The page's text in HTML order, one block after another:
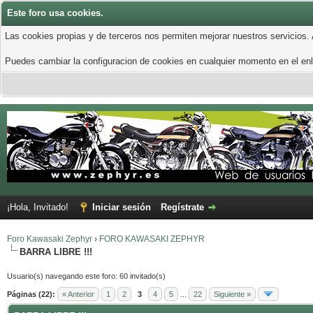
Este foro usa cookies.
Las cookies propias y de terceros nos permiten mejorar nuestros
Puedes cambiar la configuracion de cookies en cualquier momento en el
¡Hola, Invitado! Iniciar sesión Regístrate
Foro Kawasaki Zephyr › FORO KAWASAKI ZEPHYR
BARRA LIBRE !!!
Usuario(s) navegando este foro: 60 invitado(s)
Páginas (22): « Anterior 1 2 3 4 5 22 Siguiente »